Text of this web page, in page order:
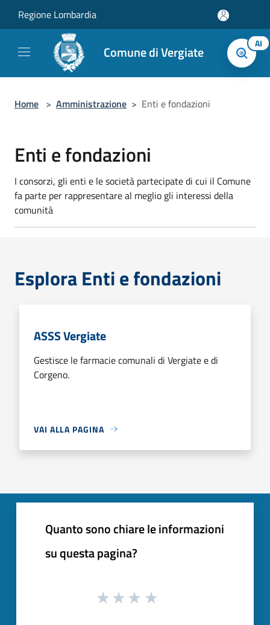
Regione Lombardia
Comune di Vergiate AI
Home > Amministrazione > Enti e fondazioni
Enti e fondazioni
I consorzi, gli enti e le società partecipate di cui il Comune
fa parte per rappresentare al meglio gli interessi della
comunità
Esplora Enti e fondazioni
ASSS Vergiate
Gestisce le farmacie comunali di Vergiate e di
Corgeno.
VAI ALLA PAGINA
Quanto sono chiare le informazioni
su questa pagina?